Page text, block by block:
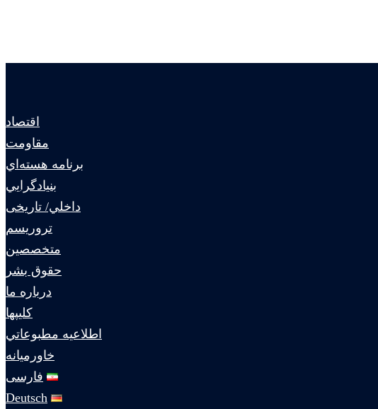
اقتصاد
مقاومت
برنامه هسته‌اي
بنيادگرايي
داخلي/ تاریخی
تروريسم
متخصصين
حقوق بشر
درباره ما
كليپها
اطلاعيه مطبوعاتي
خاورميانه
فارسی
Deutsch